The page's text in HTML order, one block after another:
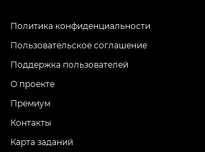
Политика конфиденциальности
Пользовательское соглашение
Поддержка пользователей
О проекте
Премиум
Контакты
Карта заданий